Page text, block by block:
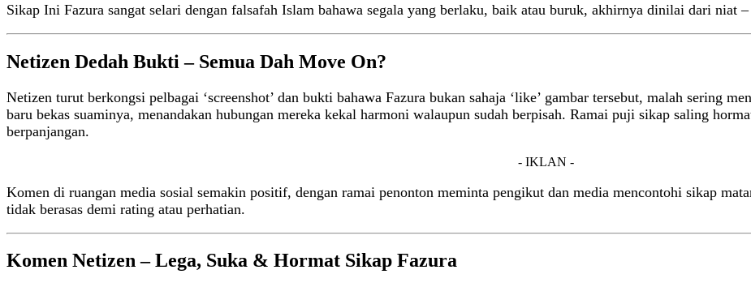
Sikap Ini Fazura sangat selari dengan falsafah Islam bahawa segala yang berlaku, baik atau buruk, akhirnya dinilai dari niat
Netizen Dedah Bukti – Semua Dah Move On?
Netizen turut berkongsi pelbagai ‘screenshot’ dan bukti bahawa Fazura bukan sahaja ‘like’ gambar tersebut, malah sering
baru bekas suaminya, menandakan hubungan mereka kekal harmoni walaupun sudah berpisah. Ramai puji sikap saling
berpanjangan.
- IKLAN -
Komen di ruangan media sosial semakin positif, dengan ramai penonton meminta pengikut dan media mencontohi sikap
tidak berasas demi rating atau perhatian.
Komen Netizen – Lega, Suka & Hormat Sikap Fazura